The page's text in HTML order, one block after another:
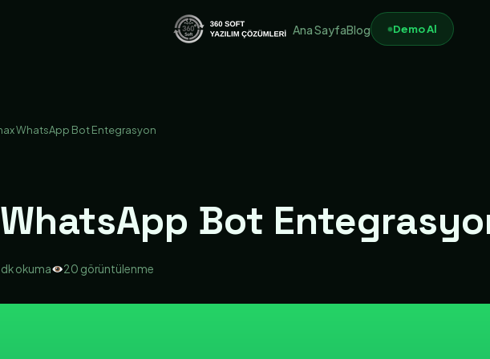
Ana SayfaBlog Demo Al
WhatsApp Bot Entegrasyon
Bot
okuma 20 görüntülenme